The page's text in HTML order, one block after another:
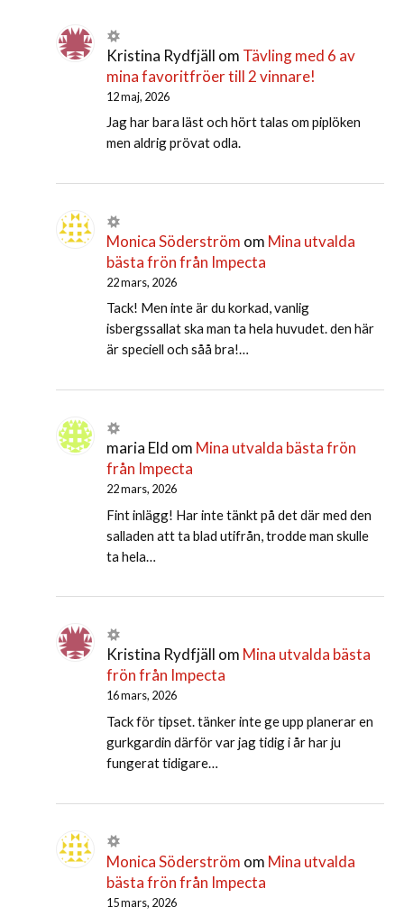
Kristina Rydfjäll om Tävling med 6 av
mina favoritfröer till 2 vinnare!
12 maj, 2026
Jag har bara läst och hört talas om piplöken
men aldrig prövat odla.
Monica Söderström om Mina utvalda
bästa frön från Impecta
22 mars, 2026
Tack! Men inte är du korkad, vanlig
isbergssallat ska man ta hela huvudet. den här
är speciell och såå bra!…
maria Eld om Mina utvalda bästa frön
från Impecta
22 mars, 2026
Fint inlägg! Har inte tänkt på det där med den
salladen att ta blad utifrån, trodde man skulle
ta hela…
Kristina Rydfjäll om Mina utvalda bästa
frön från Impecta
16 mars, 2026
Tack för tipset. tänker inte ge upp planerar en
gurkgardin därför var jag tidig i år har ju
fungerat tidigare…
Monica Söderström om Mina utvalda
bästa frön från Impecta
15 mars, 2026